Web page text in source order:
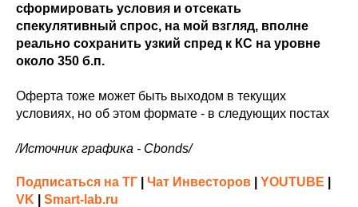
сформировать условия и отсекать
спекулятивный спрос, на мой взгляд, вполне
реально сохранить узкий спред к КС на уровне
около 350 б.п.
Оферта тоже может быть выходом в текущих
условиях, но об этом формате - в следующих постах
/Источник графика - Cbonds/
Подписаться на ТГ Чат Инвесторов YOUTUBE
VK
Smart-lab.ru